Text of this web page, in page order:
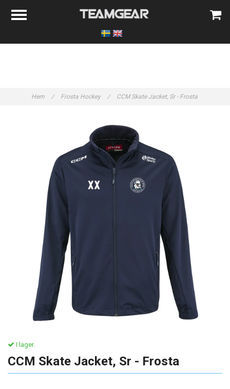
Hem / Frosta Hockey / CCM Skate Jacket, Sr - Frosta
I lager.
CCM Skate Jacket, Sr - Frosta